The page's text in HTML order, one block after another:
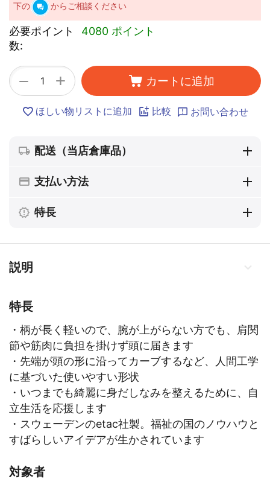
下の
からご相談ください
必要ポイント
数:
4080 ポイント
+
− カートに追加
ほしい物リストに追加 比較 お問い合わせ
配送（当店倉庫品）
支払い方法
特長
説明
特長
・柄が長く軽いので、腕が上がらない方でも、肩関
節や筋肉に負担を掛けず頭に届きます
・先端が頭の形に沿ってカーブするなど、人間工学
に基づいた使いやすい形状
・いつまでも綺麗に身だしなみを整えるために、自
立生活を応援します
・スウェーデンのetac社製。福祉の国のノウハウと
すばらしいアイデアが生かされています
対象者